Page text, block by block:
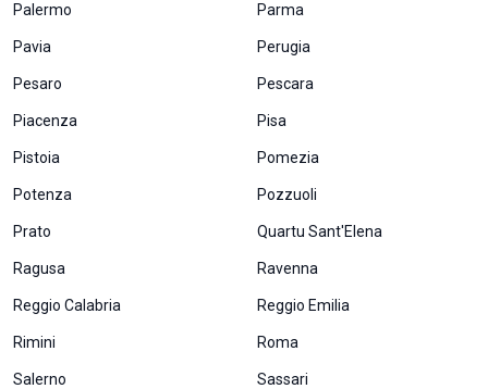
Palermo Parma
Pavia Perugia
Pesaro Pescara
Piacenza Pisa
Pistoia Pomezia
Potenza Pozzuoli
Prato Quartu Sant'Elena
Ragusa Ravenna
Reggio Calabria Reggio Emilia
Rimini Roma
Salerno Sassari
Condividendo i
tuo
mentre visiti il
nostro sito,
possibilità di
e offerte